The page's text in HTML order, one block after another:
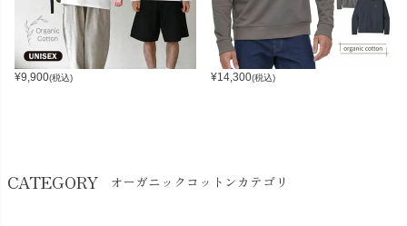
¥9,900(税込) ¥14,300(税込)
CATEGORY オーガニックコットンカテゴリ